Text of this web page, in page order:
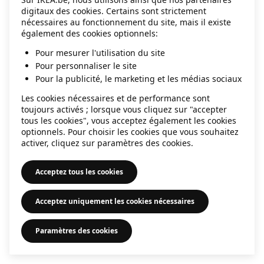
information).
digitaux des cookies. Certains sont strictement
nécessaires au fonctionnement du site, mais il existe
également des cookies optionnels:
Pour mesurer l'utilisation du site
Pour personnaliser le site
Pour la publicité, le marketing et les médias sociaux
Les cookies nécessaires et de performance sont
toujours activés ; lorsque vous cliquez sur "accepter
tous les cookies", vous acceptez également les cookies
optionnels. Pour choisir les cookies que vous souhaitez
activer, cliquez sur paramètres des cookies.
Acceptez tous les cookies
Acceptez uniquement les cookies nécessaires
Paramètres des cookies